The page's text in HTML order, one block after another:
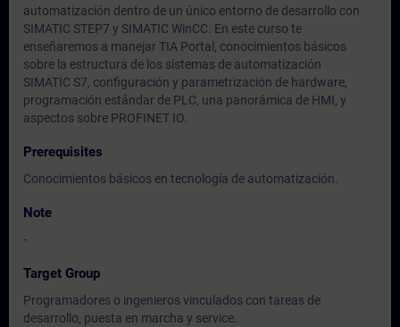
automatización dentro de un único entorno de desarrollo con
SIMATIC STEP7 y SIMATIC WinCC. En este curso te
enseñaremos a manejar TIA Portal, conocimientos básicos
sobre la estructura de los sistemas de automatización
SIMATIC S7, configuración y parametrización de hardware,
programación estándar de PLC, una panorámica de HMI, y
aspectos sobre PROFINET IO.
Prerequisites
Conocimientos básicos en tecnología de automatización.
Note
-
Target Group
Programadores o ingenieros vinculados con tareas de
desarrollo, puesta en marcha y service.